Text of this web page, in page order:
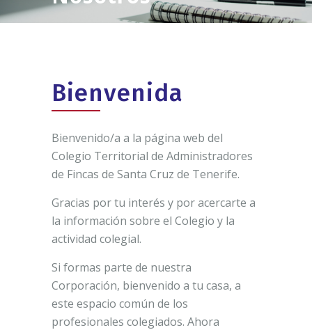
Bienvenida
Bienvenido/a a la página web del
Colegio Territorial de Administradores
de Fincas de Santa Cruz de Tenerife.
Gracias por tu interés y por acercarte a
la información sobre el Colegio y la
actividad colegial.
Si formas parte de nuestra
Corporación, bienvenido a tu casa, a
este espacio común de los
profesionales colegiados. Ahora